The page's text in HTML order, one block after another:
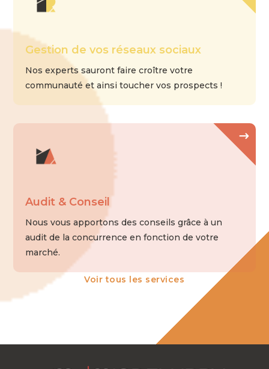
Gestion de vos réseaux sociaux
Nos experts sauront faire croître votre
communauté et ainsi toucher vos prospects !
Audit & Conseil
Nous vous apportons des conseils grâce à un
audit de la concurrence en fonction de votre
marché.
Voir tous les services